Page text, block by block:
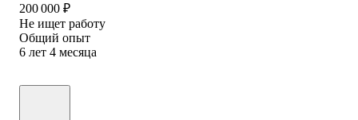
200 000 ₽
Не ищет работу
Общий опыт
6 лет 4 месяца